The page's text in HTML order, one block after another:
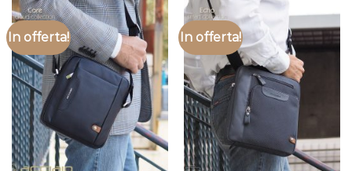
In offerta! In offerta!